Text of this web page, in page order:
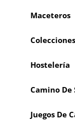
Maceteros
Colecciones
Hostelería
Camino De
Juegos De